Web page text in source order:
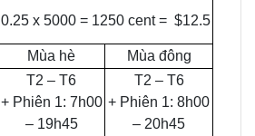
0.25 x 5000 = 1250 cent = $12.5
Mùa hè
Mùa đông
T2 – T6
+ Phiên 1: 7h00
– 19h45
T2 – T6
+ Phiên 1: 8h00
– 20h45